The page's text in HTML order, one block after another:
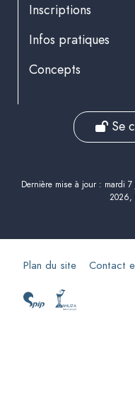
Inscriptions
Infos pratiques
Concepts
Se
Dernière mise à jour : mardi
2026,
Plan du site Contact